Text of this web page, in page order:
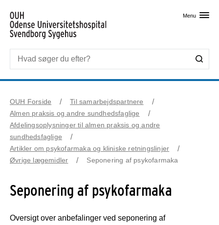
Menu
OUH Forside
Til samarbejdspartnere
Almen praksis og andre sundhedsfaglige
Afdelingsoplysninger til almen praksis og andre
sundhedsfaglige
Artikler om psykofarmaka og kliniske retningslinjer
Øvrige lægemidler
Seponering af psykofarmaka
Seponering af psykofarmaka
Oversigt over anbefalinger ved seponering af